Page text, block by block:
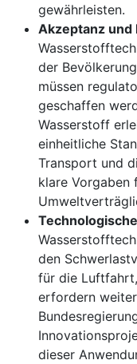
gewährleisten.
Akzeptanz und
der
müssen
geschaffen
Wasserstoff
einheitliche
Transport und
klare Vorgaben
den
für die
erfordern
dieser